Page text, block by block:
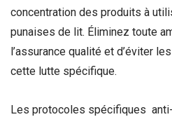
concentration des produits à
punaises de lit. Éliminez toute
l’assurance qualité et d’éviter
cette lutte spécifique.
Les protocoles spécifiques